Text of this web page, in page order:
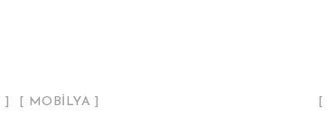
MOBILYA